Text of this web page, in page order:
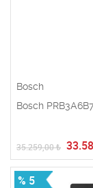
Bosch
Bosch
35.259,00₺
% 5